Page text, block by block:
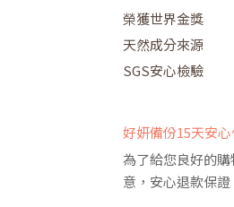
榮獲世界金獎
天然成分來源
SGS安心檢驗
好妍備份15天安
為了給您良好的
意，安心退款保證